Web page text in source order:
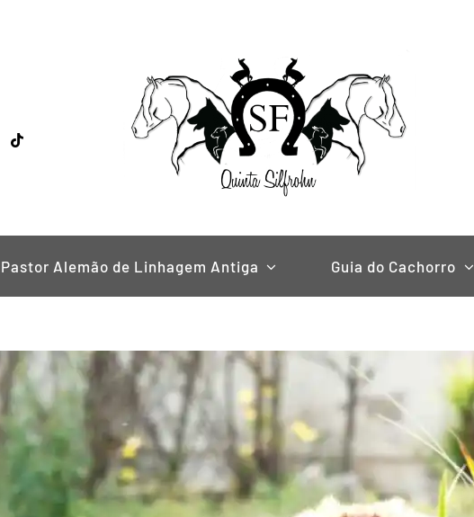
Pastor Alemão de Linhagem Antiga Guia do Cachorro